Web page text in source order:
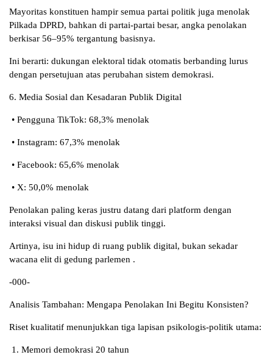
Mayoritas konstituen hampir semua partai politik juga menolak
Pilkada DPRD, bahkan di partai-partai besar, angka penolakan
berkisar 56–95% tergantung basisnya.
Ini berarti: dukungan elektoral tidak otomatis berbanding lurus
dengan persetujuan atas perubahan sistem demokrasi.
6. Media Sosial dan Kesadaran Publik Digital
• Pengguna TikTok: 68,3% menolak
• Instagram: 67,3% menolak
• Facebook: 65,6% menolak
• X: 50,0% menolak
Penolakan paling keras justru datang dari platform dengan
interaksi visual dan diskusi publik tinggi.
Artinya, isu ini hidup di ruang publik digital, bukan sekadar
wacana elit di gedung parlemen .
-000-
Analisis Tambahan: Mengapa Penolakan Ini Begitu Konsisten?
Riset kualitatif menunjukkan tiga lapisan psikologis-politik utama:
1. Memori demokrasi 20 tahun